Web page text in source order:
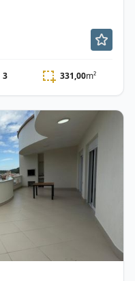
3 331,00m²